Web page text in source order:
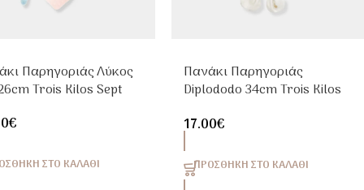
Παρηγοριάς Λύκος
Trois Kilos Sept
€
ΣΤΟ ΚΑΛΆΘΙ
Πανάκι Παρηγοριάς
Diplododo 34cm Trois Kilos
17.00€
ΠΡΟΣΘΉΚΗ ΣΤΟ ΚΑΛΆΘΙ